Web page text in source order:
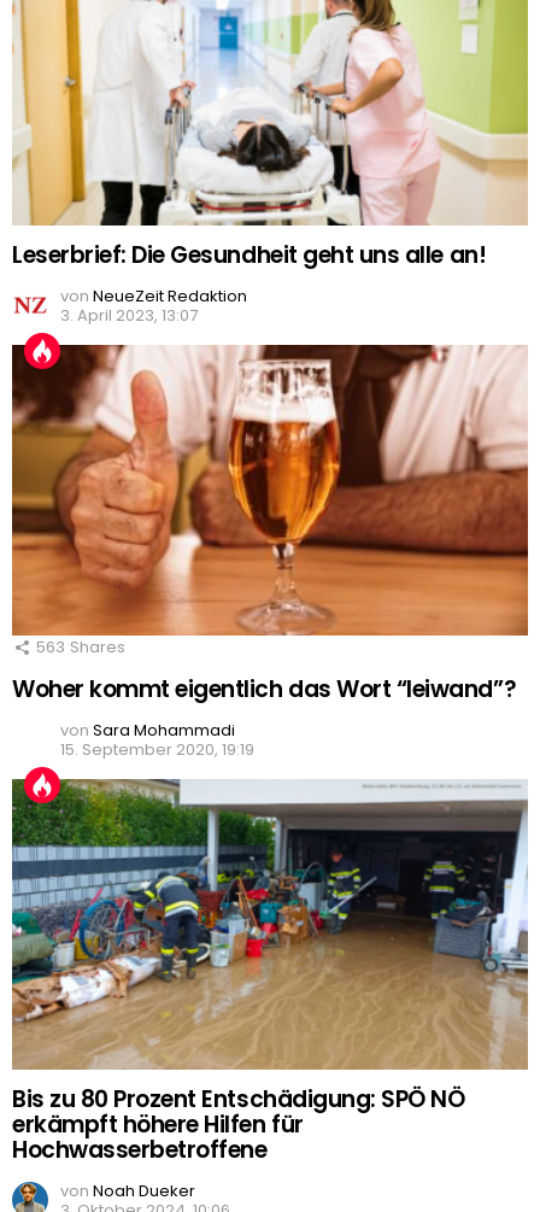
Leserbrief: Die Gesundheit geht uns alle an!
von NeueZeit Redaktion
3. April 2023, 13:07
563 Shares
Woher kommt eigentlich das Wort “leiwand”?
von Sara Mohammadi
15. September 2020, 19:19
Bis zu 80 Prozent Entschädigung: SPÖ NÖ
erkämpft höhere Hilfen für
Hochwasserbetroffene
von Noah Dueker